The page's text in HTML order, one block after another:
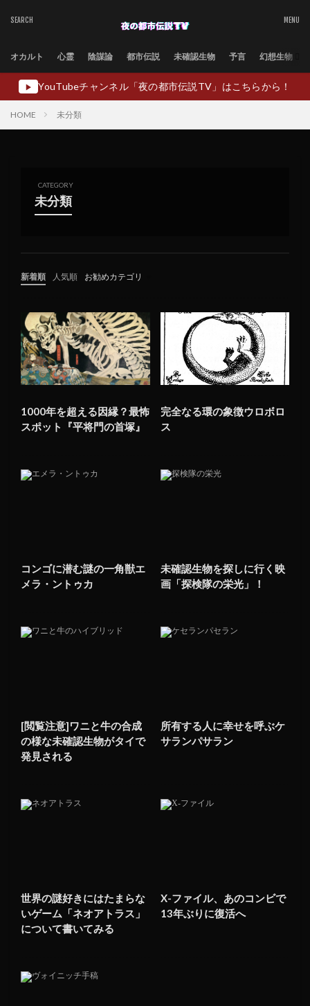
オカルト 心霊 陰謀論 都市伝説 未確認生物 予言 幻想生物
▶ YouTubeチャンネル「夜の都市伝説TV」はこちらから！
HOME 未分類
CATEGORY
未分類
新着順 人気順
お勧めカテゴリ
1000年を超える因縁？最怖
スポット『平将門の首塚』
完全なる環の象徴ウロボロ
ス
コンゴに潜む謎の一角獣エ
メラ・ントゥカ
未確認生物を探しに行く映
画「探検隊の栄光」！
[閲覧注意]ワニと牛の合成
の様な未確認生物がタイで
発見される
所有する人に幸せを呼ぶケ
サランパサラン
世界の謎好きにはたまらな
いゲーム「ネオアトラス」
について書いてみる
X-ファイル、あのコンビで
13年ぶりに復活へ